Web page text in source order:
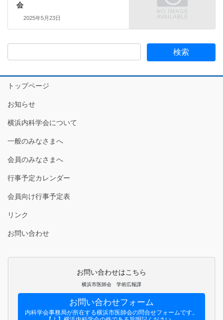
会
2025年5月23日
トップページ
お知らせ
横浜内科学会について
一般のみなさまへ
会員のみなさまへ
行事予定カレンダー
会員向け行事予定表
リンク
お問い合わせ
お問い合わせはこちら
横浜市医師会 学術広報課
お問い合わせフォーム
内科学会事務局が所在する横浜市医師会の問合せフォームです。